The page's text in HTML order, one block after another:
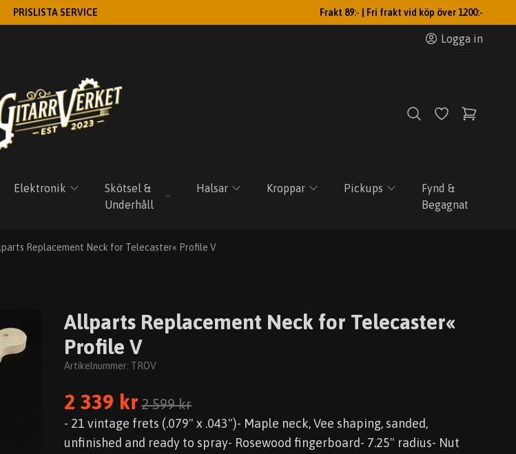
PRISLISTA SERVICE Frakt 89:- | Fri frakt vid köp över 1200:-
Logga in
Elektronik
Skötsel &
Underhåll
Halsar Kroppar Pickups
Fynd &
Begagnat
Replacement Neck for Telecaster« Profile V
Allparts Replacement Neck for Telecaster«
Profile V
Artikelnummer: TROV
2 339 kr 2 599 kr
- 21 vintage frets (.079" x .043")- Maple neck, Vee shaping, sanded,
unfinished and ready to spray- Rosewood fingerboard- 7.25" radius- Nut